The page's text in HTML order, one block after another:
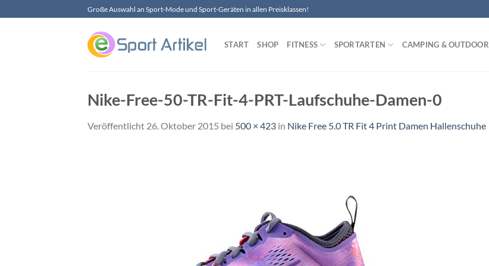
Inhalt
Große Auswahl an Sport-Mode und Sport-Geräten in allen Preisklassen!
START SHOP FITNESS SPORTARTEN CAMPING & OUTDOOR
Nike-Free-50-TR-Fit-4-PRT-Laufschuhe-Damen-0
Veröffentlicht 26. Oktober 2015 bei 500 × 423 in Nike Free 5.0 TR Fit 4 Print Damen Hallenschuhe